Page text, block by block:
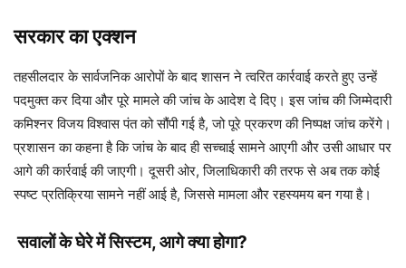
सरकार का एक्शन
तहसीलदार के सार्वजनिक आरोपों के बाद शासन ने त्वरित कार्रवाई करते हुए उन्हें
पदमुक्त कर दिया और पूरे मामले की जांच के आदेश दे दिए। इस जांच की जिम्मेदारी
कमिश्नर विजय विश्वास पंत को सौंपी गई है, जो पूरे प्रकरण की निष्पक्ष जांच करेंगे।
प्रशासन का कहना है कि जांच के बाद ही सच्चाई सामने आएगी और उसी आधार पर
आगे की कार्रवाई की जाएगी। दूसरी ओर, जिलाधिकारी की तरफ से अब तक कोई
स्पष्ट प्रतिक्रिया सामने नहीं आई है, जिससे मामला और रहस्यमय बन गया है।
सवालों के घेरे में सिस्टम, आगे क्या होगा?